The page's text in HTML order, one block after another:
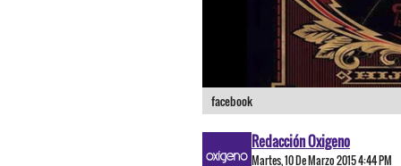
facebook
Redacción Oxigeno
Martes, 10 De Marzo 2015 4:44 PM